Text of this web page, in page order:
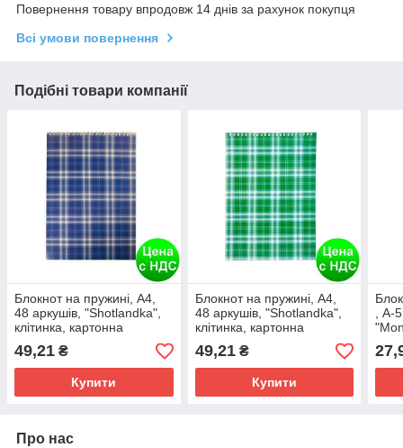
Повернення товару впродовж 14 днів за рахунок покупця
Всі умови повернення
Подібні товари компанії
Блокнот на пружині, А4,
48 аркушів, "Shotlandka",
клітинка, картонна
обкладинка,синій
BM.2460-02
49,21 ₴
Купити
Блокнот на пружині, А4,
48 аркушів, "Shotlandka",
клітинка, картонна
обкладинка,зелений
BM.2460-04
49,21₴
Купити
, А-
Про нас